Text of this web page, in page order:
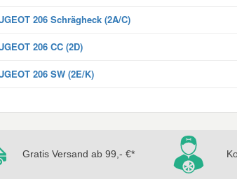
206 Schrägheck (2A/C)
206 CC (2D)
206 SW (2E/K)
Gratis Versand ab 99,- €*